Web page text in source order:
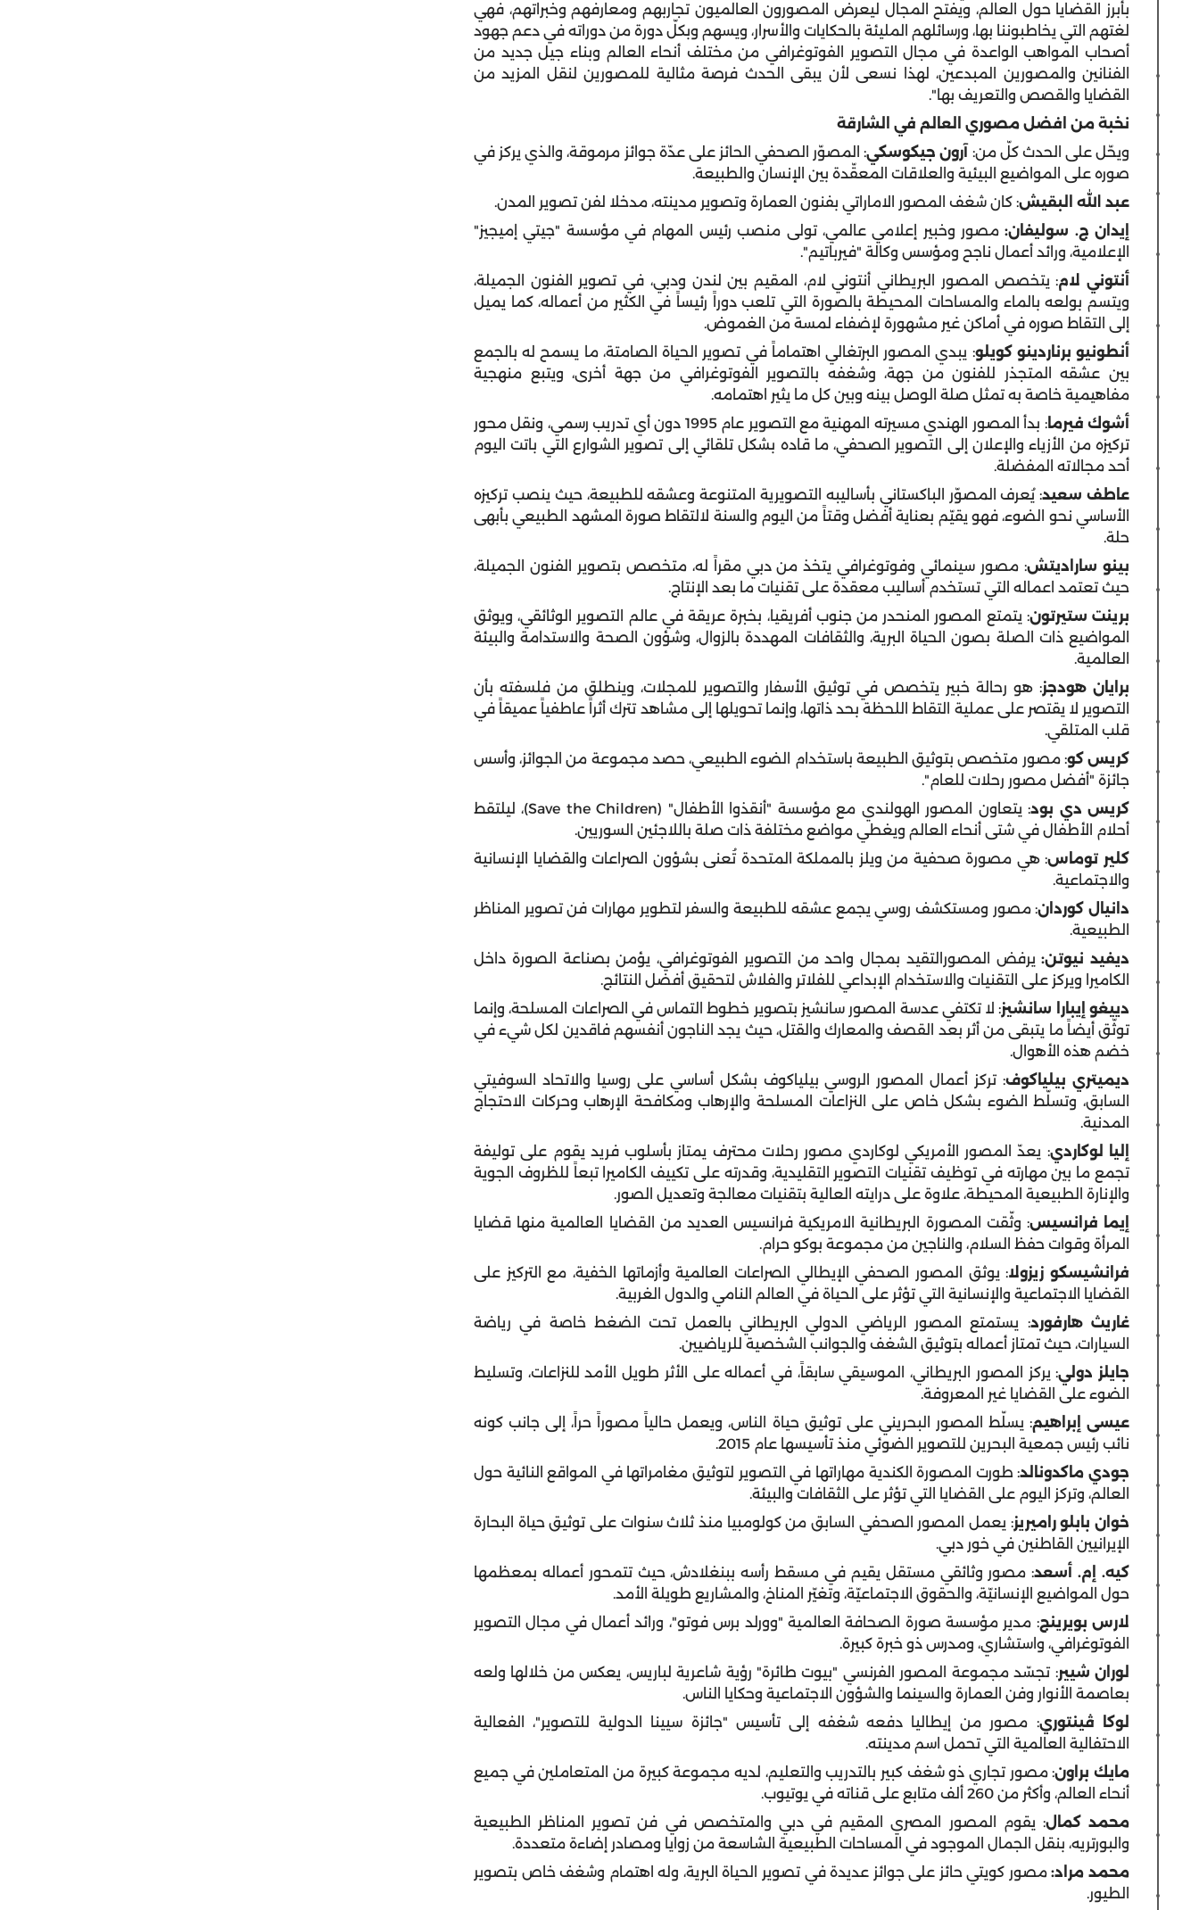
بأبرز القضايا حول العالم، ويفتح المجال ليعرض المصورون العالميون تجاربهم ومعارفهم وخبراتهم، فهي
لغتهم التي يخاطبوننا بها، ورسائلهم المليئة بالحكايات والأسرار، ويسهم وبكلّ دورة من دوراته في دعم جهود
أصحاب المواهب الواعدة في مجال التصوير الفوتوغرافي من مختلف أنحاء العالم وبناء جيل جديد من
الفنانين والمصورين المبدعين، لهذا نسعى لأن يبقى الحدث فرصة مثالية للمصورين لنقل المزيد من
القضايا والقصص والتعريف بها".
نخبة من افضل مصوري العالم في الشارقة
ويحّل على الحدث كلّ من: آرون جيكوسكي: المصوّر الصحفي الحائز على عدّة جوائز مرموقة، والذي يركز في
صوره على المواضيع البيئية والعلاقات المعقّدة بين الإنسان والطبيعة.
عبد الله البقيش: كان شغف المصور الاماراتي بفنون العمارة وتصوير مدينته، مدخلا لفن تصوير المدن.
إيدان ج. سوليفان:مصور وخبير إعلامي عالمي، تولى منصب رئيس المهام في مؤسسة "جيتي إميجيز"
الإعلامية، ورائد أعمال ناجح ومؤسس وكالة "فيرباتيم".
أنتوني لام: يتخصص المصور البريطاني أنتوني لام، المقيم بين لندن ودبي، في تصوير الفنون الجميلة،
ويتسم بولعه بالماء والمساحات المحيطة بالصورة التي تلعب دوراً رئيساً في الكثير من أعماله، كما يميل
إلى التقاط صوره في أماكن غير مشهورة لإضفاء لمسة من الغموض.
أنطونيو برناردينو كويلو: يبدي المصور البرتغالي اهتماماً في تصوير الحياة الصامتة، ما يسمح له بالجمع
بين عشقه المتجذر للفنون من جهة، وشغفه بالتصوير الفوتوغرافي من جهة أخرى، ويتبع منهجية
مفاهيمية خاصة به تمثل صلة الوصل بينه وبين كل ما يثير اهتمامه.
أشوك فيرما
: بدأ المصور الهندي مسيرته المهنية مع التصوير عام 1995 دون أي تدريب رسمي، ونقل محور
تركيزه من الأزياء والإعلان إلى التصوير الصحفي، ما قاده بشكل تلقائي إلى تصوير الشوارع التي باتت اليوم
أحد مجالاته المفضلة.
عاطف سعيد: يُعرف المصوّر الباكستاني بأساليبه التصويرية المتنوعة وعشقه للطبيعة، حيث ينصب تركيزه
الأساسي نحو الضوء، فهو يقيّم بعناية أفضل وقتاً من اليوم والسنة لالتقاط صورة المشهد الطبيعي بأبهى
حلة.
بينو ساراديتش: مصور سينمائي وفوتوغرافي يتخذ من دبي مقراً له، متخصص بتصوير الفنون الجميلة،
حيث تعتمد اعماله التي تستخدم أساليب معقدة على تقنيات ما بعد الإنتاج.
برينت ستيرتون: يتمتع المصور المنحدر من جنوب أفريقيا، بخبرة عريقة في عالم التصوير الوثائقي، ويوثق
المواضيع ذات الصلة بصون الحياة البرية، والثقافات المهددة بالزوال، وشؤون الصحة والاستدامة والبيئة
العالمية.
برايان هودجز: هو رحالة خبير يتخصص في توثيق الأسفار والتصوير للمجلات، وينطلق من فلسفته بأن
التصوير لا يقتصر على عملية التقاط اللحظة بحد ذاتها، وإنما تحويلها إلى مشاهد تترك أثراً عاطفياً عميقاً في
قلب المتلقي.
كريس كو: مصور متخصص بتوثيق الطبيعة باستخدام الضوء الطبيعي، حصد مجموعة من الجوائز، وأسس
جائزة "أفضل مصور رحلات للعام".
كريس دي بود
: يتعاون المصور الهولندي مع مؤسسة "أنقذوا الأطفال" (Save the Children)، ليلتقط
أحلام الأطفال في شتى أنحاء العالم ويغطي مواضع مختلفة ذات صلة باللاجئين السوريين.
كلير توماس: هي مصورة صحفية من ويلز بالمملكة المتحدة تُعنى بشؤون الصراعات والقضايا الإنسانية
والاجتماعية.
دانيال كوردان: مصور ومستكشف روسي يجمع عشقه للطبيعة والسفر لتطوير مهارات فن تصوير المناظر
الطبيعية.
ديفيد نيوتن:يرفض المصورالتقيد بمجال واحد من التصوير الفوتوغرافي، يؤمن بصناعة الصورة داخل
الكاميرا ويركز على التقنيات والاستخدام الإبداعي للفلاتر والفلاش لتحقيق أفضل النتائج.
دييغو إيبارا سانشيز: لا تكتفي عدسة المصور سانشيز بتصوير خطوط التماس في الصراعات المسلحة، وإنما
توثّق أيضاً ما يتبقى من أثر بعد القصف والمعارك والقتل، حيث يجد الناجون أنفسهم فاقدين لكل شيء في
خضم هذه الأهوال.
ديميتري بيلياكوف: تركز أعمال المصور الروسي بيلياكوف بشكل أساسي على روسيا والاتحاد السوفيتي
السابق، وتسلّط الضوء بشكل خاص على النزاعات المسلحة والإرهاب ومكافحة الإرهاب وحركات الاحتجاج
المدنية.
إليا لوكاردي: يعدّ المصور الأمريكي لوكاردي مصور رحلات محترف يمتاز بأسلوب فريد يقوم على توليفة
تجمع ما بين مهارته في توظيف تقنيات التصوير التقليدية، وقدرته على تكييف الكاميرا تبعاً للظروف الجوية
والإنارة الطبيعية المحيطة، علاوة على درايته العالية بتقنيات معالجة وتعديل الصور.
إيما فرانسيس: وثّقت المصورة البريطانية الامريكية فرانسيس العديد من القضايا العالمية منها قضايا
المرأة وقوات حفظ السلام، والناجين من مجموعة بوكو حرام.
فرانشيسكو زيزولا: يوثق المصور الصحفي الإيطالي الصراعات العالمية وأزماتها الخفية، مع التركيز على
القضايا الاجتماعية والإنسانية التي تؤثر على الحياة في العالم النامي والدول الغربية.
غاريث هارفورد: يستمتع المصور الرياضي الدولي البريطاني بالعمل تحت الضغط خاصة في رياضة
السيارات، حيث تمتاز أعماله بتوثيق الشغف والجوانب الشخصية للرياضيين.
جايلز دولي: يركز المصور البريطاني، الموسيقي سابقاً، في أعماله على الأثر طويل الأمد للنزاعات، وتسليط
الضوء على القضايا غير المعروفة.
عيسى إبراهيم: يسلّط المصور البحريني على توثيق حياة الناس، ويعمل حالياً مصوراً حراً، إلى جانب كونه
نائب رئيس جمعية البحرين للتصوير الضوئي منذ تأسيسها عام 2015.
جودي ماكدونالد: طورت المصورة الكندية مهاراتها في التصوير لتوثيق مغامراتها في المواقع النائية حول
العالم، وتركز اليوم على القضايا التي تؤثر على الثقافات والبيئة.
خوان بابلو راميريز: يعمل المصور الصحفي السابق من كولومبيا منذ ثلاث سنوات على توثيق حياة البحارة
الإيرانيين القاطنين في خور دبي.
كيه. إم. أسعد: مصور وثائقي مستقل يقيم في مسقط رأسه ببنغلادش، حيث تتمحور أعماله بمعظمها
حول المواضيع الإنسانيّة، والحقوق الاجتماعيّة، وتغيّر المناخ، والمشاريع طويلة الأمد.
لارس بويرينج: مدير مؤسسة صورة الصحافة العالمية "وورلد برس فوتو"، ورائد أعمال في مجال التصوير
الفوتوغرافي، واستشاري، ومدرس ذو خبرة كبيرة.
لوران شيير: تجسّد مجموعة المصور الفرنسي "بيوت طائرة" رؤية شاعرية لباريس، يعكس من خلالها ولعه
بعاصمة الأنوار وفن العمارة والسينما والشؤون الاجتماعية وحكايا الناس.
لوكا ڤينتوري: مصور من إيطاليا دفعه شغفه إلى تأسيس "جائزة سيينا الدولية للتصوير"، الفعالية
الاحتفالية العالمية التي تحمل اسم مدينته.
مايك براون: مصور تجاري ذو شغف كبير بالتدريب والتعليم، لديه مجموعة كبيرة من المتعاملين في جميع
أنحاء العالم، وأكثر من 260 ألف متابع على قناته في يوتيوب.
محمد كمال: يقوم المصور المصري المقيم في دبي والمتخصص في فن تصوير المناظر الطبيعية
والبورتريه، بنقل الجمال الموجود في المساحات الطبيعية الشاسعة من زوايا ومصادر إضاءة متعددة.
محمد مراد:مصور كويتي حائز على جوائز عديدة في تصوير الحياة البرية، وله اهتمام وشغف خاص بتصوير
الطيور.